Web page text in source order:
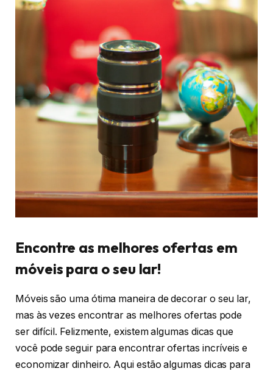
Encontre as melhores ofertas em
móveis para o seu lar!
Móveis são uma ótima maneira de decorar o seu lar,
mas às vezes encontrar as melhores ofertas pode
ser difícil. Felizmente, existem algumas dicas que
você pode seguir para encontrar ofertas incríveis e
economizar dinheiro. Aqui estão algumas dicas para